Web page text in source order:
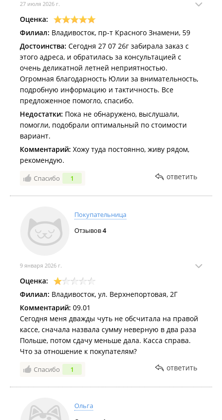
27 июля 2026 г.
Оценка:
Филиал: Владивосток, пр-т Красного Знамени, 59
Достоинства: Сегодня 27 07 26г забирала заказ с
этого адреса, и обратилась за консультацией с
очень деликатной летней неприятностью.
Огромная благодарность Юлии за внимательность,
подробную информацию и тактичность. Все
предложенное помогло, спасибо.
Недостатки: Пока не обнаружено, выслушали,
помогли, подобрали оптимальный по стоимости
вариант.
Комментарий: Хожу туда постоянно, живу рядом,
рекомендую.
Спасибо 1 ответить
Покупательница
Отзывов4
9 января 2026 г.
Оценка:
Филиал: Владивосток, ул. Верхнепортовая, 2Г
Комментарий: 09.01
Сегодня меня дважды чуть не обсчитала на правой
кассе, сначала назвала сумму неверную в два раза
Польше, потом сдачу меньше дала. Касса справа.
Что за отношение к покупателям?
Спасибо 1 ответить
Ольга